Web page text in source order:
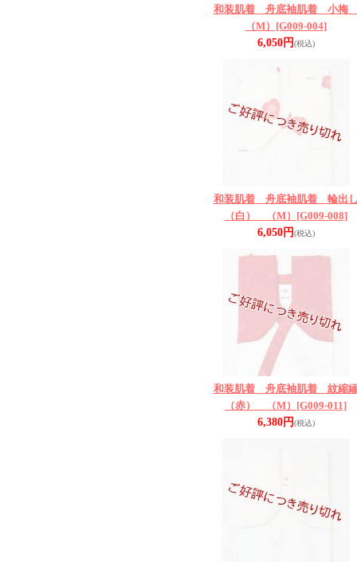
和装肌着 舟底袖肌着 小
（M） [G009-004]
6,050円(税込)
和装肌着 舟底袖肌着 輪出
（白） （M） [G009-008]
6,050円(税込)
和装肌着 舟底袖肌着 紋縮
（赤） （M） [G009-011]
6,380円(税込)